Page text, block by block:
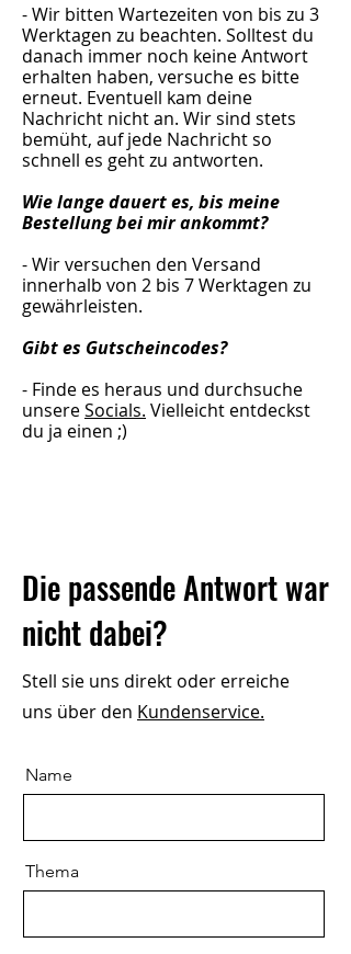
- Wir bitten Wartezeiten von bis zu 3
Werktagen zu beachten. Solltest du
danach immer noch keine Antwort
erhalten haben, versuche es bitte
erneut. Eventuell kam deine
Nachricht nicht an. Wir sind stets
bemüht, auf jede Nachricht so
schnell es geht zu antworten.
Wie lange dauert es, bis meine
Bestellung bei mir ankommt?
- Wir versuchen den Versand
innerhalb von 2 bis 7 Werktagen zu
gewährleisten.
Gibt es Gutscheincodes?
- Finde es heraus und durchsuche
unsereSocials. Vielleicht entdeckst
du ja einen ;)
Die passende Antwort war
nicht dabei?
Stell sie uns direkt oder erreiche
uns über den Kundenservice.
Name
Thema